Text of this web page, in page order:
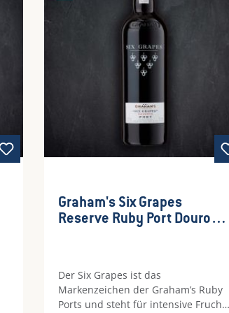
samtig und geschmeidig, mit einer
perfekten Balance zwischen Süße
Aperitif, zu Desserts oder einfach
als Genuss für sich allein – Graham’s
Graham's Six Grapes
Reserve Ruby Port Douro
Der Six Grapes ist das
Markenzeichen der Graham’s Ruby
Ports und steht für intensive Frucht,